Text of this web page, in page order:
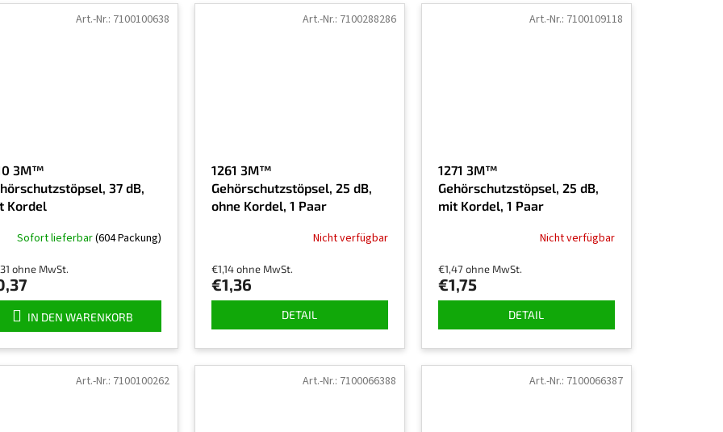
3M™
37 dB,
Kordel
Sofort lieferbar(604 Packung)
ohne MwSt.
IN DEN WARENKORB
Art.-Nr.: 7100100638
1261 3M™
Gehörschutzstöpsel, 25 dB,
ohne Kordel, 1 Paar
Nicht verfügbar
€1,14 ohne MwSt.
€1,36
DETAIL
Art.-Nr.: 7100288286
1271 3M™
Gehörschutzstöpsel, 25 dB,
mit Kordel, 1 Paar
Nicht verfügbar
€1,47 ohne MwSt.
€1,75
DETAIL
Art.-Nr.: 7100109118
Art.-Nr.: 7100100262 Art.-Nr.: 7100066388 Art.-Nr.: 7100066387